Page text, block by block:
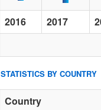
2016 2017
STATISTICS BY COUNTRY
Country